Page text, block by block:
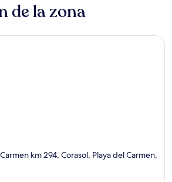
de la zona
km 294, Corasol, Playa del Carmen,